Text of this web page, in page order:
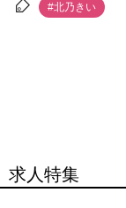
#北乃きい
求人特集